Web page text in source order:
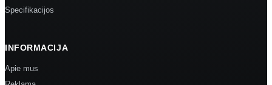
Specifikacijos
INFORMACIJA
Apie mus